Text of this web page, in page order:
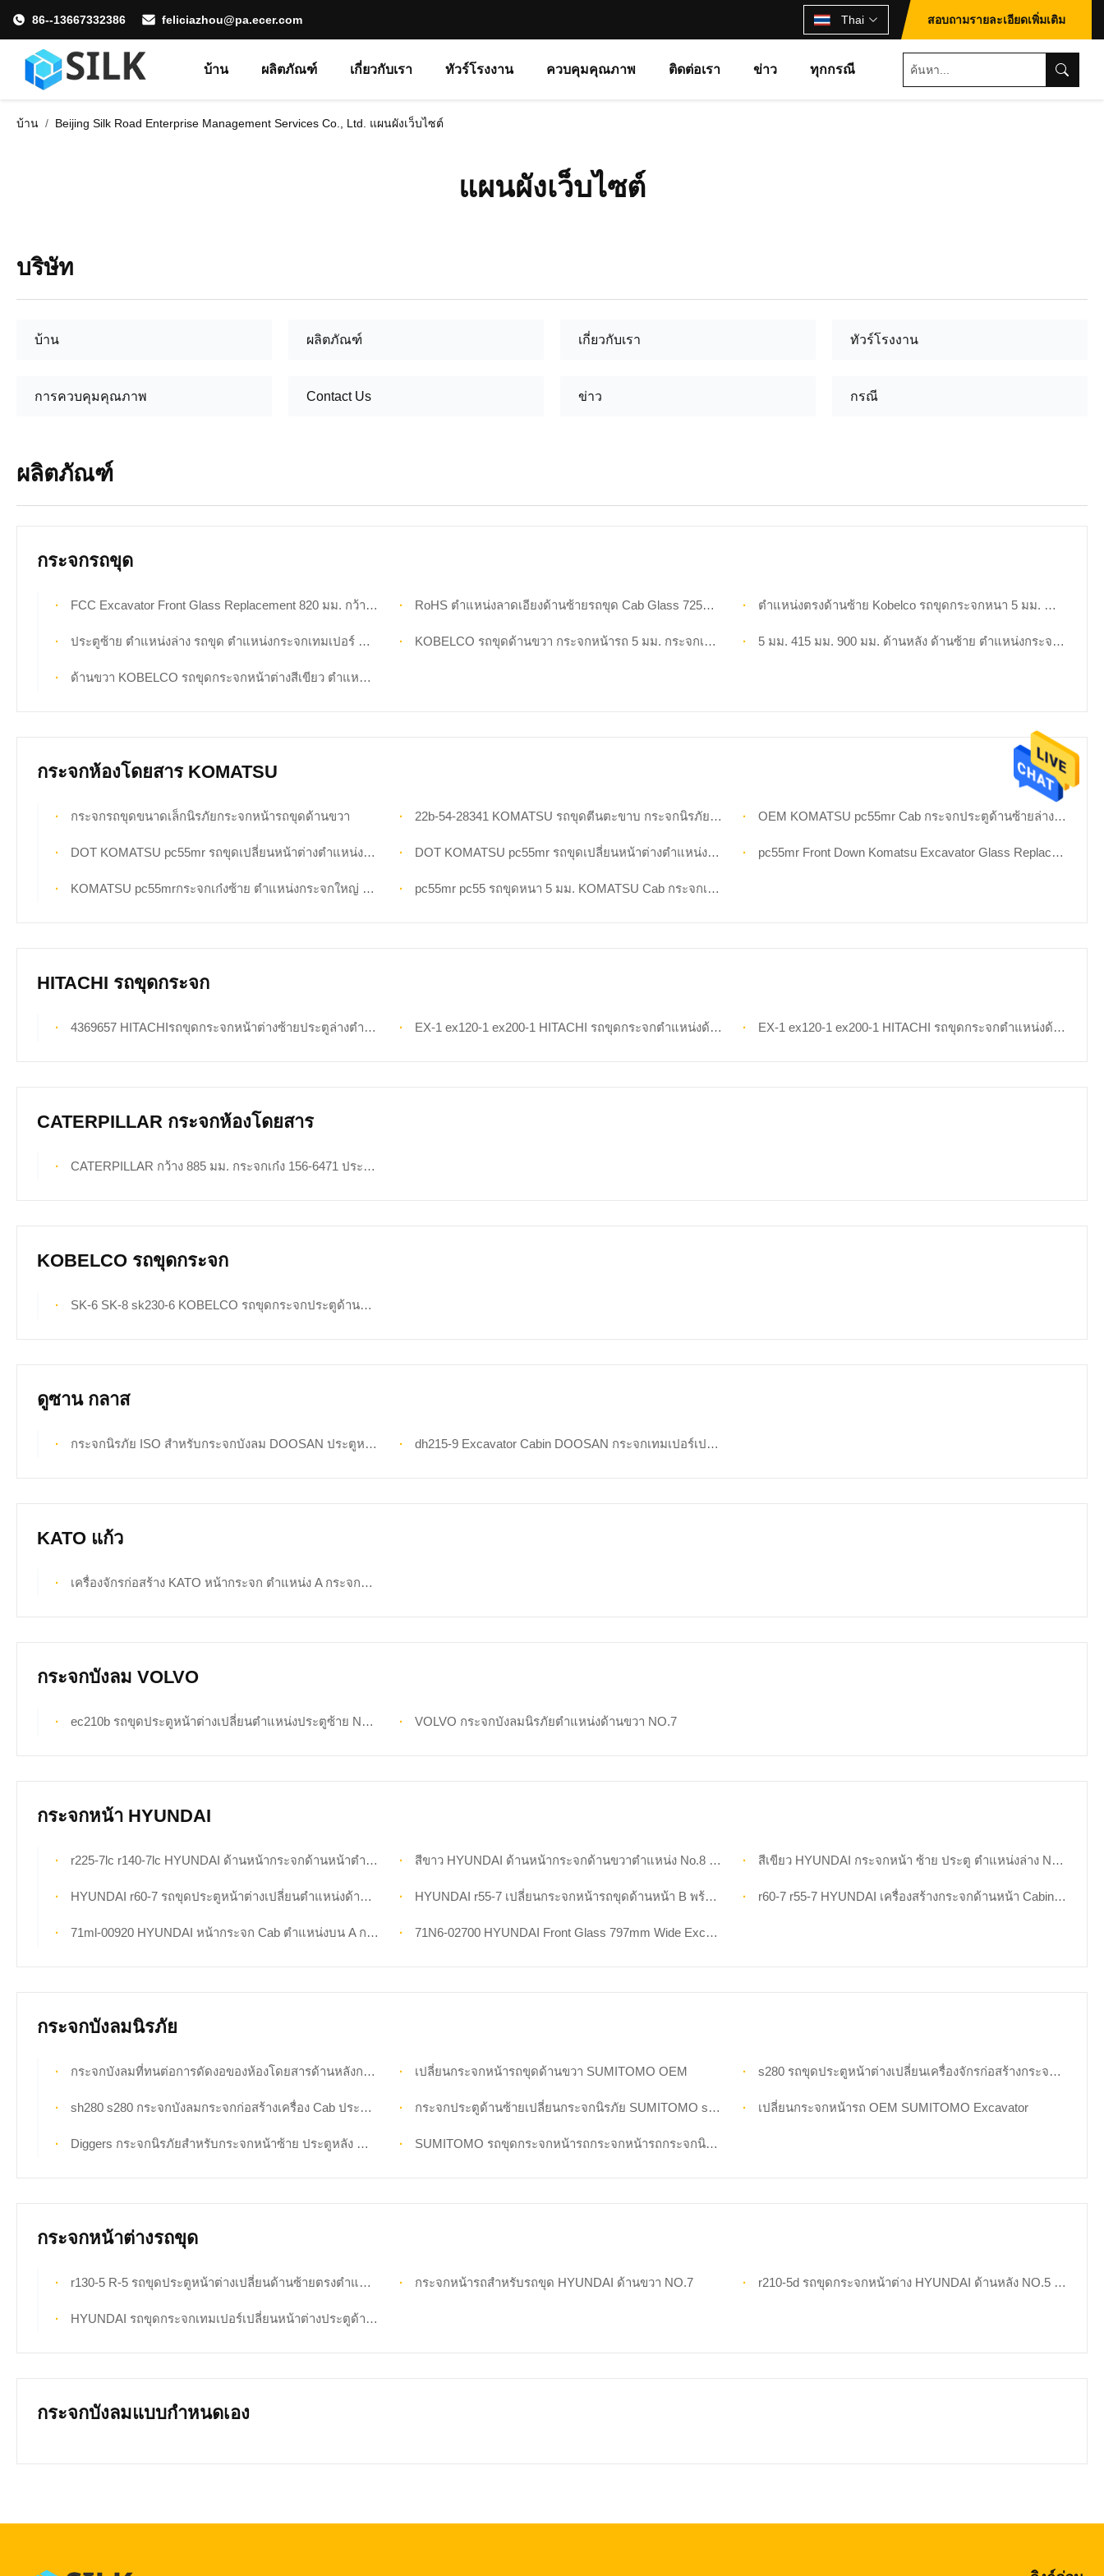
86--13667332386 feliciazhou@pa.ecer.com Thai สอบถามรายละเอียดเพิ่มเติม
บ้าน ผลิตภัณฑ์ เกี่ยวกับเรา ทัวร์โรงงาน ควบคุมคุณภาพ ติดต่อเรา ข่าว ทุกกรณี
บ้าน / Beijing Silk Road Enterprise Management Services Co., Ltd. แผนผังเว็บไซต์
แผนผังเว็บไซต์
บริษัท
บ้าน ผลิตภัณฑ์ เกี่ยวกับเรา ทัวร์โรงงาน
การควบคุมคุณภาพ Contact Us ข่าว กรณี
ผลิตภัณฑ์
กระจกรถขุด
FCC Excavator Front Glass Replacement 820 มม. กว้าง 490 มม. ความสูง RoHS ตำแหน่งลาดเอียงด้านซ้ายรถขุด Cab Glass 725mm Wide Position NO.1 ตำแหน่งตรงด้านซ้าย Kobelco รถขุดกระจกหนา 5 มม. ตำแหน่ง NO.2
ประตูซ้าย ตำแหน่งล่าง รถขุด ตำแหน่งกระจกเทมเปอร์ NO.3 KOBELCO รถขุดด้านขวา กระจกหน้ารถ 5 มม. กระจกเทมเปอร์ตำแหน่ง No.8 5 มม. 415 มม. 900 มม. ด้านหลัง ด้านซ้าย ตำแหน่งกระจก No.4
ด้านขวา KOBELCO รถขุดกระจกหน้าต่างสีเขียว ตำแหน่ง No.7
กระจกห้องโดยสาร KOMATSU
กระจกรถขุดขนาดเล็กนิรภัยกระจกหน้ารถขุดด้านขวา 22b-54-28341 KOMATSU รถขุดตีนตะขาบ กระจกนิรภัยประตูหลังซ้าย ตำแหน่ง NO.4 OEM KOMATSU pc55mr Cab กระจกประตูด้านซ้ายล่างตำแหน่ง NO.3 Digger Window Replacement
DOT KOMATSU pc55mr รถขุดเปลี่ยนหน้าต่างตำแหน่งด้านขวา No.7 DOT KOMATSU pc55mr รถขุดเปลี่ยนหน้าต่างตำแหน่งด้านขวา No.8 pc55mr Front Down Komatsu Excavator Glass Replacement กระจกนิรภัย 5mm Glass
KOMATSU pc55mrกระจกเก๋งซ้าย ตำแหน่งกระจกใหญ่ NO.1 5mm Thick Tempered pc55mr pc55 รถขุดหนา 5 มม. KOMATSU Cab กระจกเทมเปอร์กระจกหน้ากระจก
HITACHI รถขุดกระจก
4369657 HITACHIรถขุดกระจกหน้าต่างซ้ายประตูล่างตำแหน่งNO.3 EX-1 ex120-1 ex200-1 HITACHI รถขุดกระจกตำแหน่งด้านขวา No.8 กระจกนิรภัย EX-1 ex120-1 ex200-1 HITACHI รถขุดกระจกตำแหน่งด้านขวา No.7 กระจกนิรภัย
CATERPILLAR กระจกห้องโดยสาร
CATERPILLAR กว้าง 885 มม. กระจกเก๋ง 156-6471 ประตูด้านซ้าย ตำแหน่งล่าง NO.3
KOBELCO รถขุดกระจก
SK-6 SK-8 sk230-6 KOBELCO รถขุดกระจกประตูด้านซ้ายด้านหลังตำแหน่ง NO.5 กระจกนิรภัย
ดูซาน กลาส
กระจกนิรภัย ISO สำหรับกระจกบังลม DOOSAN ประตูหลังซ้าย ตำแหน่ง NO.4 dh215-9 Excavator Cabin DOOSAN กระจกเทมเปอร์เปลี่ยนกระจกด้านหลัง
KATO แก้ว
เครื่องจักรก่อสร้าง KATO หน้ากระจก ตำแหน่ง A กระจกหน้ารถ
กระจกบังลม VOLVO
ec210b รถขุดประตูหน้าต่างเปลี่ยนตำแหน่งประตูซ้าย No.2 กระจกนิรภัยแบบกำหนดเอง VOLVO กระจกบังลมนิรภัยตำแหน่งด้านขวา NO.7
กระจกหน้า HYUNDAI
r225-7lc r140-7lc HYUNDAI ด้านหน้ากระจกด้านหน้าตำแหน่ง A กระจก สีขาว HYUNDAI ด้านหน้ากระจกด้านขวาตำแหน่ง No.8 Excavator Glass Replacement สีเขียว HYUNDAI กระจกหน้า ซ้าย ประตู ตำแหน่งล่าง NO.3 OEM
HYUNDAI r60-7 รถขุดประตูหน้าต่างเปลี่ยนตำแหน่งด้านซ้ายตรง NO.2 HYUNDAI r55-7 เปลี่ยนกระจกหน้ารถขุดด้านหน้า B พร้อมกาว r60-7 r55-7 HYUNDAI เครื่องสร้างกระจกด้านหน้า Cabin Front Up
71ml-00920 HYUNDAI หน้ากระจก Cab ตำแหน่งบน A กระจกนิรภัย 71N6-02700 HYUNDAI Front Glass 797mm Wide Excavator Cab ตำแหน่งบนA
กระจกบังลมนิรภัย
กระจกบังลมที่ทนต่อการดัดงอของห้องโดยสารด้านหลังกระจกรถขุด NO.5 เปลี่ยนกระจกหน้ารถขุดด้านขวา SUMITOMO OEM s280 รถขุดประตูหน้าต่างเปลี่ยนเครื่องจักรก่อสร้างกระจกหน้าห้องโดยสาร
sh280 s280 กระจกบังลมกระจกก่อสร้างเครื่อง Cab ประตูซ้าย กระจกประตูด้านซ้ายเปลี่ยนกระจกนิรภัย SUMITOMO sh280 s280 เปลี่ยนกระจกหน้ารถ OEM SUMITOMO Excavator
Diggers กระจกนิรภัยสำหรับกระจกหน้าซ้าย ประตูหลัง ตำแหน่ง NO. 4 SUMITOMO รถขุดกระจกหน้ารถกระจกหน้ารถกระจกนิรภัย ECE Mini Digger Glass Replacement
กระจกหน้าต่างรถขุด
r130-5 R-5 รถขุดประตูหน้าต่างเปลี่ยนด้านซ้ายตรงตำแหน่ง NO.2 กระจกหน้ารถสำหรับรถขุด HYUNDAI ด้านขวา NO.7 r210-5d รถขุดกระจกหน้าต่าง HYUNDAI ด้านหลัง NO.5 กระจกนิรภัย
HYUNDAI รถขุดกระจกเทมเปอร์เปลี่ยนหน้าต่างประตูด้านซ้ายด้านหลังตำแหน่ง NO.4
กระจกบังลมแบบกำหนดเอง